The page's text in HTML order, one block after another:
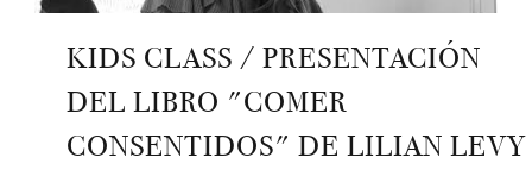
KIDS CLASS / PRESENTACIÓN
DEL LIBRO "COMER
CONSENTIDOS" DE LILIAN LEVY